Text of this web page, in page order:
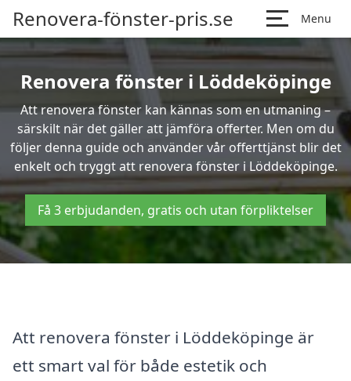
Renovera-fönster-pris.se Menu
Renovera fönster i Löddeköpinge
Att renovera fönster kan kännas som en utmaning –
särskilt när det gäller att jämföra offerter. Men om du
följer denna guide och använder vår offerttjänst blir det
enkelt och tryggt att renovera fönster i Löddeköpinge.
Få 3 erbjudanden, gratis och utan förpliktelser
Att renovera fönster i Löddeköpinge är
ett smart val för både estetik och